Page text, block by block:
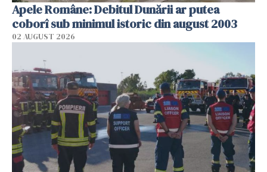
Apele Române: Debitul Dunării ar putea
coborî sub minimul istoric din august 2003
02 AUGUST 2026